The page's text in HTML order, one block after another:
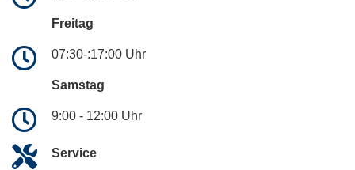
Freitag
07:30-:17:00 Uhr
Samstag
9:00 - 12:00 Uhr
Service